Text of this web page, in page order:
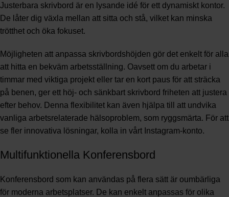
Justerbara skrivbord är en lysande idé för ett dynamiskt kontor.
De låter dig växla mellan att sitta och stå, vilket kan minska
trötthet och öka fokuset.
Möjligheten att anpassa skrivbordshöjden gör det enkelt för alla
att hitta en bekväm arbetsställning. Oavsett om du arbetar i
timmar med viktiga projekt eller tar en kort paus för att sträcka
på benen, ger ett höj- och sänkbart skrivbord friheten att justera
efter behov. Denna flexibilitet kan även hjälpa till att undvika
vanliga arbetsrelaterade hälsoproblem, som ryggsmärta. För att
se fler innovativa lösningar, kolla in vårt Instagram-konto.
Multifunktionella Konferensbord
Konferensbord som kan användas på flera sätt är oumbärliga
för moderna arbetsplatser. De kan enkelt anpassas för olika